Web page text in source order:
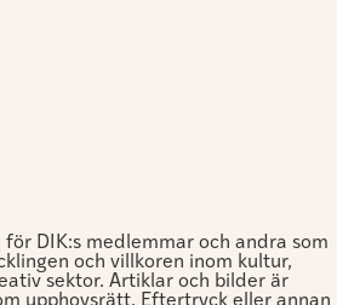
för DIK:s medlemmar och andra som
och villkoren inom kultur,
sektor. Artiklar och bilder är